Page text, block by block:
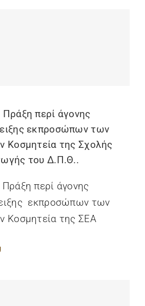
Πράξη περί άγονης
εκπροσώπων των
Κοσμητεία της Σχολής
του Δ.Π.Θ..
περί άγονης
εκπροσώπων των
Κοσμητεία της ΣΕΑ